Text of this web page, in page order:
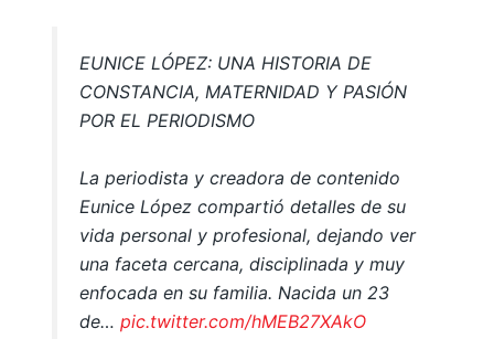
EUNICE LÓPEZ: UNA HISTORIA DE
CONSTANCIA, MATERNIDAD Y PASIÓN
POR EL PERIODISMO
La periodista y creadora de contenido
Eunice López compartió detalles de su
vida personal y profesional, dejando ver
una faceta cercana, disciplinada y muy
enfocada en su familia. Nacida un 23
de… pic.twitter.com/hMEB27XAkO